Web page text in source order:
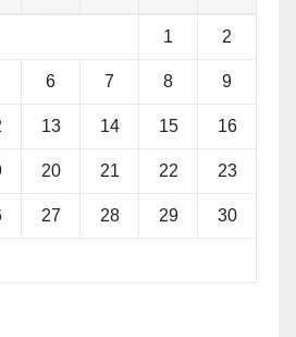
1 2
6 7 8 9
13 14 15 16
20 21 22 23
27 28 29 30